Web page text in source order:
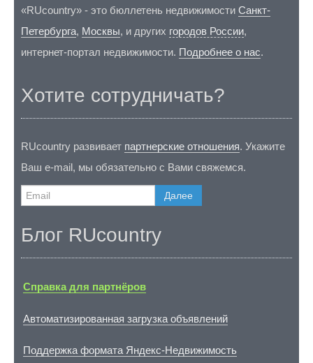
«RUcountry» - это бюллетень недвижимости Санкт-
Петербурга, Москвы, и других городов России,
интернет-портал недвижимости. Подробнее о нас.
Хотите сотрудничать?
RUcountry развивает партнерские отношения. Укажите
Ваш e-mail, мы обязательно с Вами свяжемся.
Далее
Блог RUcountry
Справка для партнёров
Автоматизированная загрузка объявлений
Поддержка формата Яндекс-Недвижимость